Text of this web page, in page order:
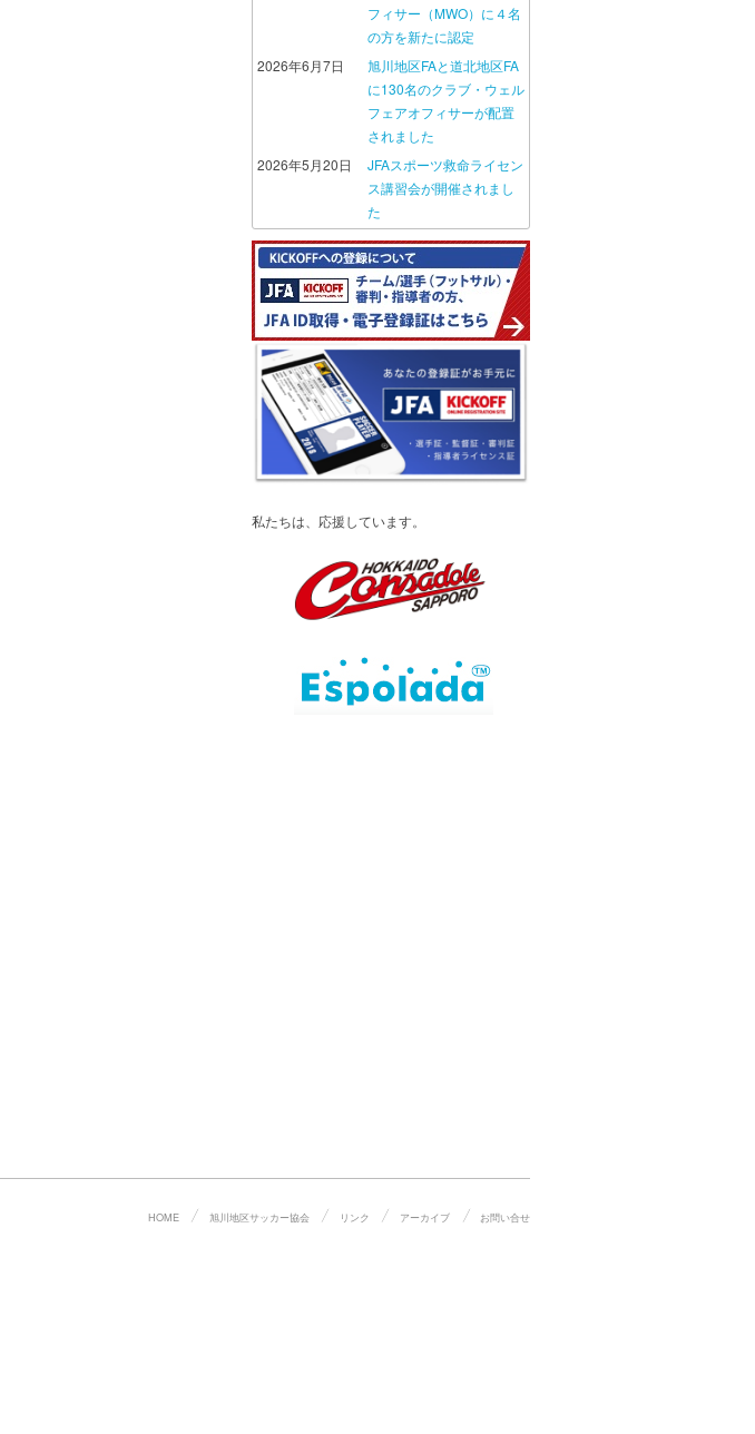
フィサー（MWO）に４名
の方を新たに認定
2026年6月7日
旭川地区FAと道北地区FA
に130名のクラブ・ウェル
フェアオフィサーが配置
されました
2026年5月20日
JFAスポーツ救命ライセン
ス講習会が開催されまし
た
私たちは、応援しています。
HOME 旭川地区サッカー協会 リンク アーカイブ お問い合せ